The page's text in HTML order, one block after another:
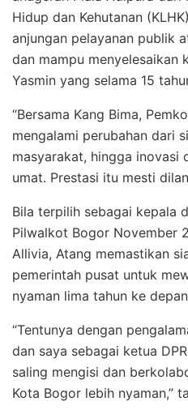
Hidup dan Kehutanan
anjungan pelayanan publik
dan mampu menyelesaikan
Yasmin yang selama 15
“Bersama Kang Bima,
mengalami perubahan dari
masyarakat, hingga inovasi
umat. Prestasi itu mesti
Bila terpilih sebagai kepala
Pilwalkot Bogor November
Allivia, Atang memastikan
pemerintah pusat untuk
nyaman lima tahun ke
“Tentunya dengan
dan saya sebagai ketua
saling mengisi dan
Kota Bogor lebih nyaman,”